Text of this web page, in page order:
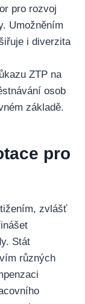
pro rozvoj
Umožněním
i diverzita
ZTP na
osob
základě.
pro
zvlášť
Stát
různých